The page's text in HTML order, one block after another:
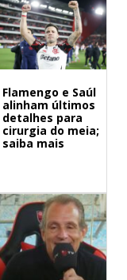
Flamengo e Saúl
alinham últimos
detalhes para
cirurgia do meia;
saiba mais